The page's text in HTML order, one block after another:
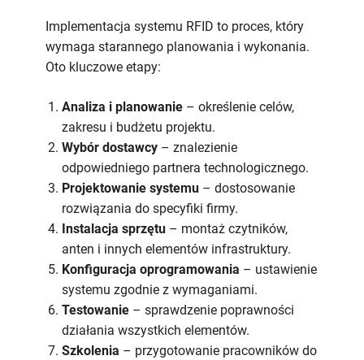
Implementacja systemu RFID to proces, który
wymaga starannego planowania i wykonania.
Oto kluczowe etapy:
Analiza i planowanie – określenie celów,
zakresu i budżetu projektu.
Wybór dostawcy – znalezienie
odpowiedniego partnera technologicznego.
Projektowanie systemu – dostosowanie
rozwiązania do specyfiki firmy.
Instalacja sprzętu – montaż czytników,
anten i innych elementów infrastruktury.
Konfiguracja oprogramowania – ustawienie
systemu zgodnie z wymaganiami.
Testowanie – sprawdzenie poprawności
działania wszystkich elementów.
Szkolenia – przygotowanie pracowników do